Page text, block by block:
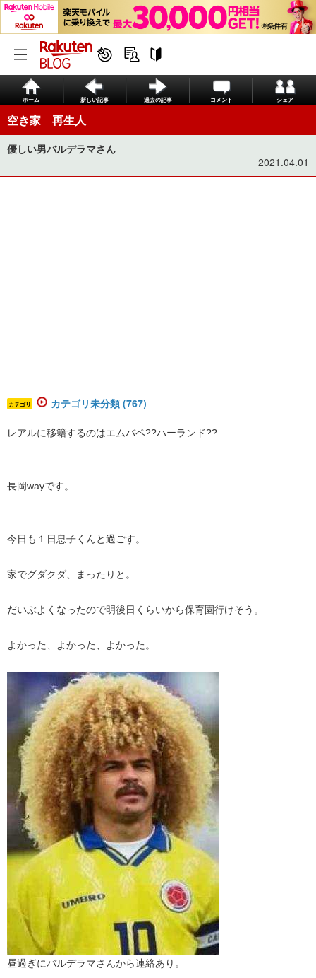
ホーム 新しい記事 過去の記事 コメント シェア
空き家 再生人
優しい男バルデラマさん
2021.04.01
カテゴリ カテゴリ未分類 (767)
レアルに移籍するのはエムバペ??ハーランド??
長岡wayです。
今日も１日息子くんと過ごす。
家でグダクダ、まったりと。
だいぶよくなったので明後日くらいから保育園行けそう。
よかった、よかった、よかった。
昼過ぎにバルデラマさんから連絡あり。